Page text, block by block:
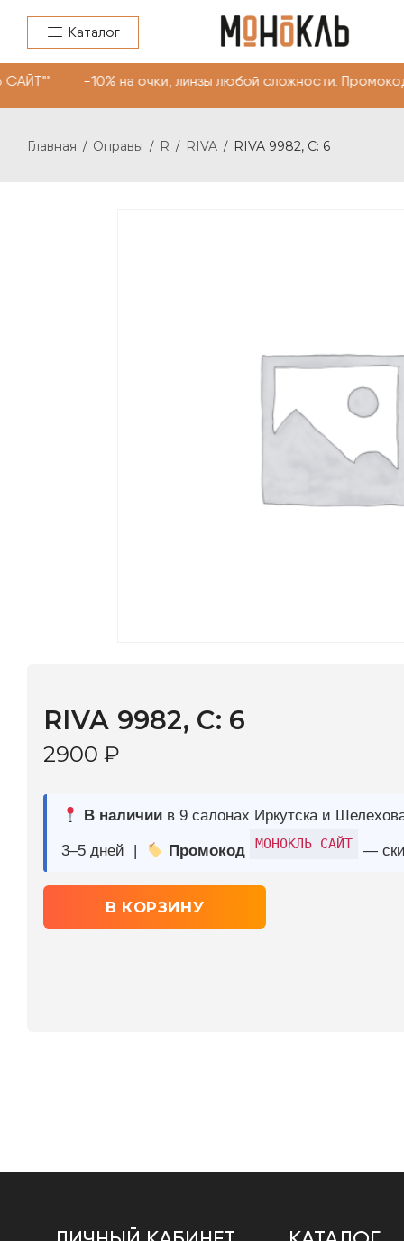
Каталог
-10% на очки, линзы любой сложности.
Главная / Оправы / R / RIVA / RIVA 9982, С: 6
3–5 дней | Промокод
В КОРЗИНУ